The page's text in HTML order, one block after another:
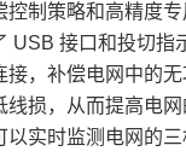
控制策略和高精度
USB 接口和投切指
接，补偿电网中的
线损，从而提高电
以实时监测电网的